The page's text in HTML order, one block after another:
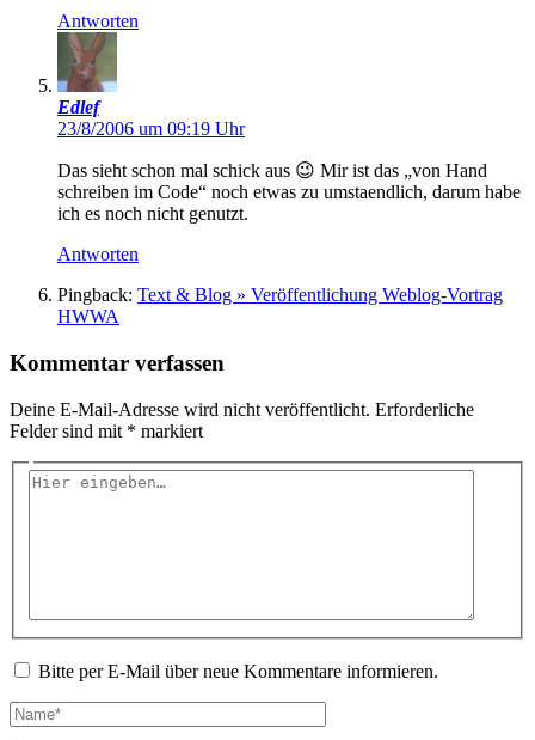
Antworten
Edlef
23/8/2006 um 09:19 Uhr
Das sieht schon mal schick aus 😉 Mir ist das „von Hand
schreiben im Code“ noch etwas zu umstaendlich, darum habe
ich es noch nicht genutzt.
Antworten
Pingback: Text & Blog » Veröffentlichung Weblog-Vortrag
HWWA
Kommentar verfassen
Deine E-Mail-Adresse wird nicht veröffentlicht. Erforderliche
Felder sind mit * markiert
Hier
Bitte per E-Mail über neue Kommentare informieren.
Name*